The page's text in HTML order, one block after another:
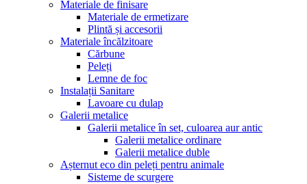
Materiale de finisare
Materiale de ermetizare
Plintă și accesorii
Materiale încălzitoare
Cărbune
Peleți
Lemne de foc
Instalații Sanitare
Lavoare cu dulap
Galerii metalice
Galerii metalice în set, culoarea aur antic
Galerii metalice ordinare
Galerii metalice duble
Așternut eco din peleți pentru animale
Sisteme de scurgere